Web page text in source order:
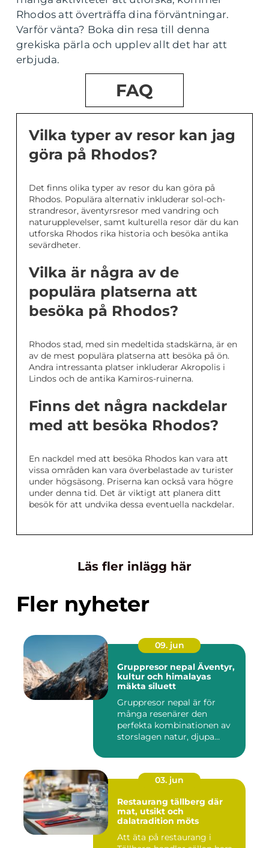
Rhodos att överträffa dina förväntningar.
Varför vänta? Boka din resa till denna
grekiska pärla och upplev allt det har att
erbjuda.
FAQ
Vilka typer av resor kan jag
göra på Rhodos?
Det finns olika typer av resor du kan göra på
Rhodos. Populära alternativ inkluderar sol-och-
strandresor, äventyrsresor med vandring och
naturupplevelser, samt kulturella resor där du kan
utforska Rhodos rika historia och besöka antika
sevärdheter.
Vilka är några av de
populära platserna att
besöka på Rhodos?
Rhodos stad, med sin medeltida stadskärna, är en
av de mest populära platserna att besöka på ön.
Andra intressanta platser inkluderar Akropolis i
Lindos och de antika Kamiros-ruinerna.
Finns det några nackdelar
med att besöka Rhodos?
En nackdel med att besöka Rhodos kan vara att
vissa områden kan vara överbelastade av turister
under högsäsong. Priserna kan också vara högre
under denna tid. Det är viktigt att planera ditt
besök för att undvika dessa eventuella nackdelar.
Läs fler inlägg här
Fler nyheter
09. jun
Gruppresor nepal Äventyr,
kultur och himalayas
mäkta siluett
Gruppresor nepal är för
många resenärer den
perfekta kombinationen av
storslagen natur, djupa
03. jun
Restaurang tällberg där
mat, utsikt och
dalatradition möts
Att äta på restaurang i